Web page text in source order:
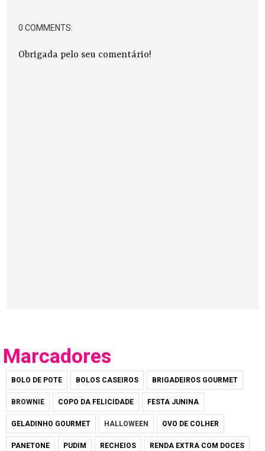
0 COMMENTS:
Obrigada pelo seu comentário!
Marcadores
BOLO DE POTE BOLOS CASEIROS BRIGADEIROS GOURMET
BROWNIE COPO DA FELICIDADE FESTA JUNINA
GELADINHO GOURMET HALLOWEEN OVO DE COLHER
PANETONE PUDIM RECHEIOS RENDA EXTRA COM DOCES